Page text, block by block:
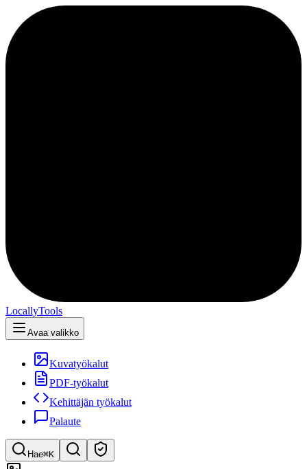
LocallyTools
Avaa valikko
Kuvatyökalut
PDF-työkalut
Kehittäjän työkalut
Palaute
Hae⌘K